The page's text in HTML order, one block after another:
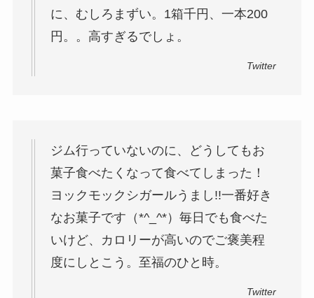
に、むしろまずい。1箱千円、一本200
円。。高すぎるでしょ。
Twitter
ジム行っていないのに、どうしてもお
菓子食べたくなって食べてしまった！
ヨックモックシガールうまし!!一番好き
なお菓子です（*^_^*）毎日でも食べた
いけど、カロリーが高いのでご褒美程
度にしとこう。至福のひと時。
Twitter